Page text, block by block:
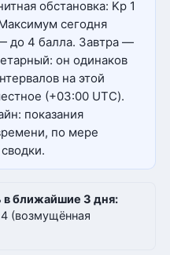
обстановка: Kp 1
сегодня
до 4 балла. Завтра —
он одинаков
на этой
(+03:00 UTC).
показания
по мере
в ближайшие 3 дня:
(возмущённая